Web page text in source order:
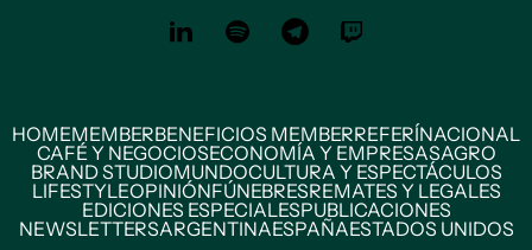
HOMEMEMBERBENEFICIOS MEMBERREFERÍNACIONAL
CAFÉ Y NEGOCIOSECONOMÍA Y EMPRESASAGRO
BRAND STUDIOMUNDOCULTURA Y ESPECTÁCULOS
LIFESTYLEOPINIÓNFÚNEBRESREMATES Y LEGALES
EDICIONES ESPECIALESPUBLICACIONES
NEWSLETTERSARGENTINAESPAÑAESTADOS UNIDOS